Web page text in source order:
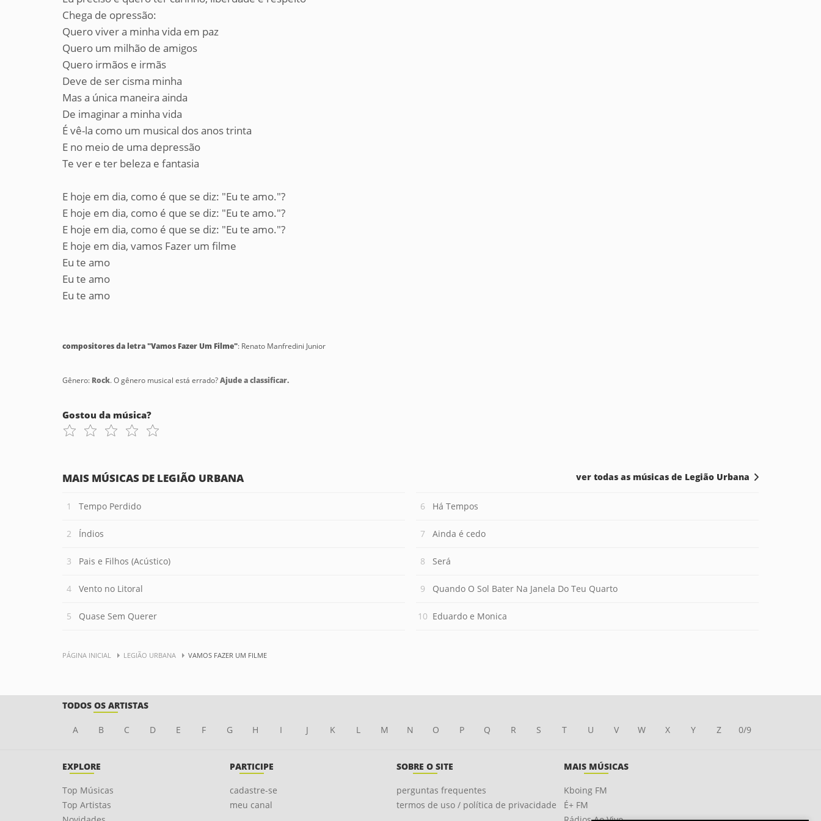
Chega de opressão:
Quero viver a minha vida em paz
Quero um milhão de amigos
Quero irmãos e irmãs
Deve de ser cisma minha
Mas a única maneira ainda
De imaginar a minha vida
É vê-la como um musical dos anos trinta
E no meio de uma depressão
Te ver e ter beleza e fantasia
E hoje em dia, como é que se diz: "Eu te amo."?
E hoje em dia, como é que se diz: "Eu te amo."?
E hoje em dia, como é que se diz: "Eu te amo."?
E hoje em dia, vamos Fazer um filme
Eu te amo
Eu te amo
Eu te amo
compositores da letra "Vamos Fazer Um Filme": Renato Manfredini Junior
Gênero: Rock. O gênero musical está errado?Ajude a classificar.
Gostou da música?
MAIS MÚSICAS DE LEGIÃO URBANA
Tempo Perdido
Índios
Pais e Filhos (Acústico)
Vento no Litoral
Quase Sem Querer
Há Tempos
Ainda é cedo
Será
Quando O Sol Bater Na Janela Do Teu Quarto
Eduardo e Monica
ver todas as músicas de Legião Urbana
PÁGINA INICIAL LEGIÃO URBANA VAMOS FAZER UM FILME
TODOS OS ARTISTAS
A B C D E F G H I J K L M N O P Q R S T U V W X Y Z 0/9
EXPLORE
Top Músicas
Top Artistas
PARTICIPE
cadastre-se
meu canal
SOBRE O SITE
perguntas frequentes
termos de uso / política de privacidade
MAIS MÚSICAS
Kboing FM
É+ FM